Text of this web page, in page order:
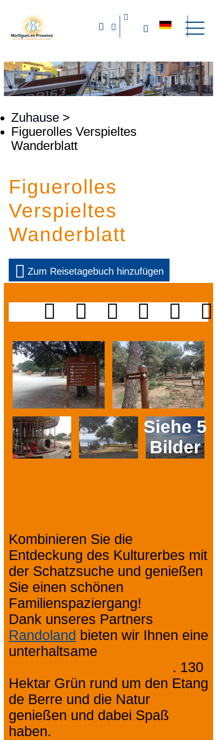
Zuhause >
Figuerolles Verspieltes
Wanderblatt
Figuerolles
Verspieltes
Wanderblatt
Zum Reisetagebuch hinzufügen
Siehe 5
Bilder
Kombinieren Sie die
Entdeckung des Kulturerbes mit
der Schatzsuche und genießen
Sie einen schönen
Familienspaziergang!
Dank unseres Partners
Randoland bieten wir Ihnen eine
unterhaltsame
. 130
Hektar Grün rund um den Etang
de Berre und die Natur
genießen und dabei Spaß
haben.